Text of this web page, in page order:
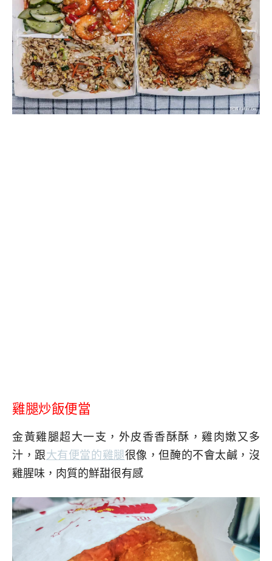
雞腿炒飯便當
金黃雞腿超大一支，外皮香香酥酥，雞肉嫩又多
汁，跟大有便當的雞腿很像，但醃的不會太鹹，沒
雞腥味，肉質的鮮甜很有感